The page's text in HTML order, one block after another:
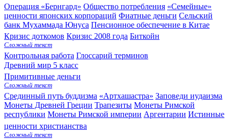
Операция «Бернгард» Общество потребления «Семейные»
ценности японских корпораций Фиатные деньги Сельский
банк Мухаммада Юнуса Пенсионное обеспечение в Китае
Кризис доткомов Кризис 2008 года Биткойн
Сложный текст
Контрольная работа Глоссарий терминов
Древний мир 5 класс
Примитивные деньги
Сложный текст
Срединный путь буддизма «Артхашастра» Заповеди иудаизма
Монеты Древней Греции Трапезиты Монеты Римской
республики Монеты Римской империи Аргентарии Истинные
ценности христианства
Сложный текст